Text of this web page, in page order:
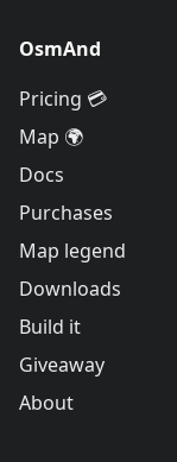
OsmAnd
Pricing 💳
Map 🌍
Docs
Purchases
Map legend
Downloads
Build it
Giveaway
About